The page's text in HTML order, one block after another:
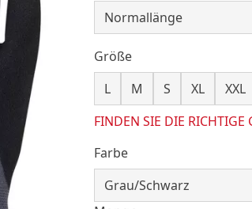
Größe
L
M S XL
XXL
FINDEN SIE DIE RICHTIGE
Farbe